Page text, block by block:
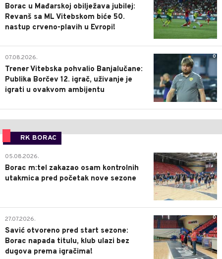
Borac u Mađarskoj obilježava jubilej:
Revanš sa ML Vitebskom biće 50.
nastup crveno-plavih u Evropi!
0
07.08.2026.
Trener Vitebska pohvalio Banjalučane:
Publika Borčev 12. igrač, uživanje je
igrati u ovakvom ambijentu
RK BORAC
0
05.08.2026.
Borac m:tel zakazao osam kontrolnih
utakmica pred početak nove sezone
0
27.07.2026.
Savić otvoreno pred start sezone:
Borac napada titulu, klub ulazi bez
dugova prema igračima!